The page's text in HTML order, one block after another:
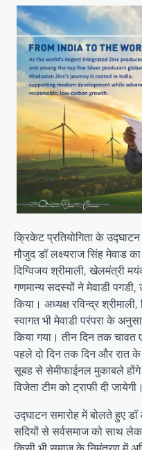
क्रिकेट प्रतियोगिता के
मौजुद डॉ लक्ष्यराज सिंह मेवाड
दिग्विजय श्रीमाली, खेलमंत्री
गणमान्य सदस्यों ने मेवाडी
किया। अध्यक्ष रविन्द्र
स्वागत भी मेवाडी परंपरा के
किया गया। तीन दिन तक
पहले दो दिन तक दिन और रात
सूबह से सेमीफाईनल मुकाबले होंगे
विजेता टीम को ट्राफी दी जायेगी।
उद्घाटन समारोह में बोलते हुए
सदियों से सर्वसमाज को साथ